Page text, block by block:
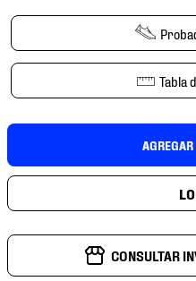
Tabla
CONSULTAR
10. tenis nike